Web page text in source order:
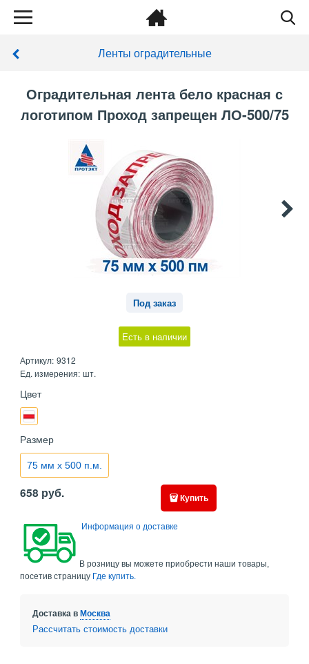
Ленты оградительные
Оградительная лента бело красная с
логотипом Проход запрещен ЛО-500/75
Под заказ
Есть в наличии
Артикул: 9312
Ед. измерения: шт.
Цвет
Размер
75 мм x 500 п.м.
658 руб. Купить
Информация о доставке
В розницу вы можете приобрести наши товары,
посетив страницу Где купить.
Доставка вМосква
Рассчитать стоимость доставки